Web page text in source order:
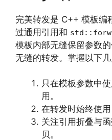
完美转发是 C++ 模板编
过通用引用和
模板内部无缝保留参数
无缝的转发。掌握以下
只在模板参数中使
用。
在转发时始终使
关注引用折叠与
贝。